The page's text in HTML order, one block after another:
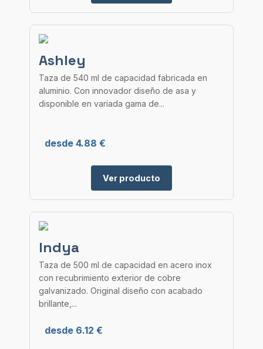
Ashley
Taza de 540 ml de capacidad fabricada en
aluminio. Con innovador diseño de asa y
disponible en variada gama de...
desde 4.88 €
Ver producto
Indya
Taza de 500 ml de capacidad en acero inox
con recubrimiento exterior de cobre
galvanizado. Original diseño con acabado
brillante,...
desde 6.12 €